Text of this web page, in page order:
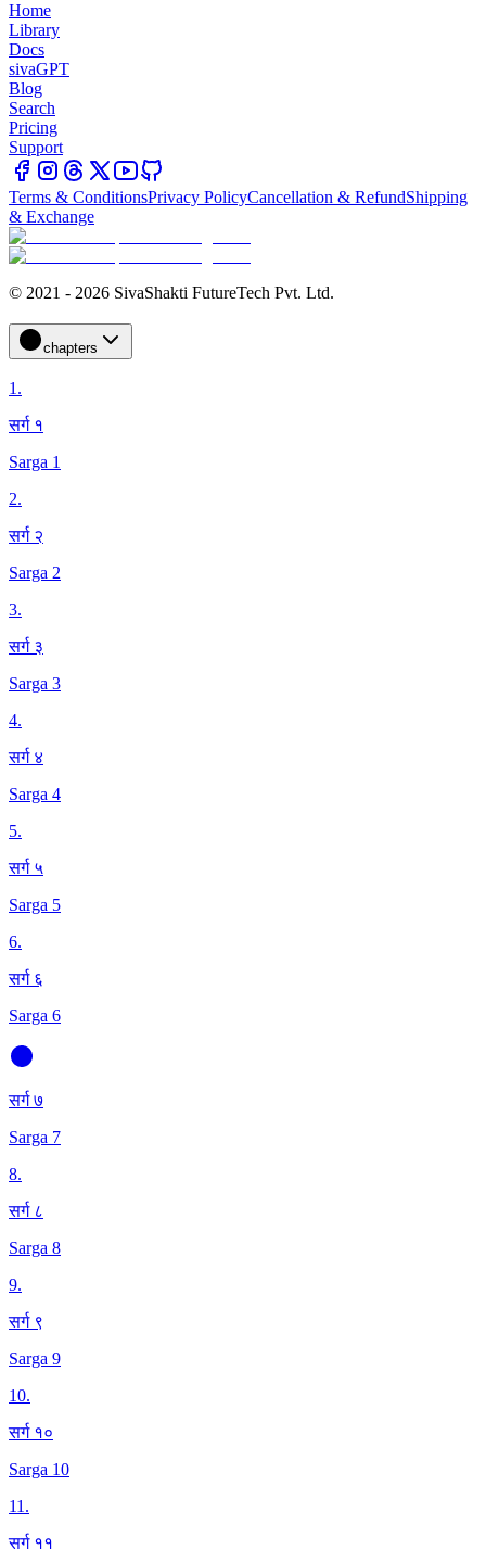
Home
Library
Docs
sivaGPT
Blog
Search
Pricing
Support
Terms & ConditionsPrivacy PolicyCancellation & RefundShipping
& Exchange
© 2021 - 2026 SivaShakti FutureTech Pvt. Ltd.
chapters
1.
सर्ग १
Sarga 1
2.
सर्ग २
Sarga 2
3.
सर्ग ३
Sarga 3
4.
सर्ग ४
Sarga 4
5.
सर्ग ५
Sarga 5
6.
सर्ग ६
Sarga 6
सर्ग ७
Sarga 7
8.
सर्ग ८
Sarga 8
9.
सर्ग ९
Sarga 9
10.
सर्ग १०
Sarga 10
11.
सर्ग ११